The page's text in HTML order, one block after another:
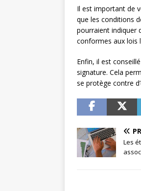
Il est important de
que les conditions
pourraient indiquer
conformes aux lois
Enfin, il est
signature. Cela
se protège contre
Les